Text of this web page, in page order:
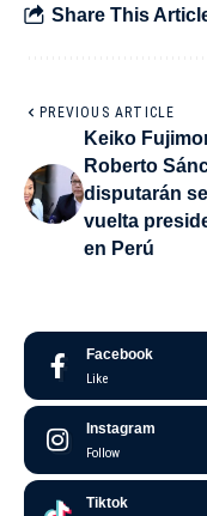
Share This
PREVIOUS ARTICLE
Keiko
Roberto
disputarán
vuelta
en Perú
Facebook
Like
Instagram
Follow
Tiktok